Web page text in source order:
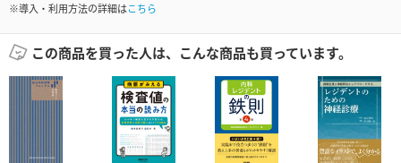
※導入・利用方法の詳細はこちら
この商品を買った人は、こんな商品も買っています。